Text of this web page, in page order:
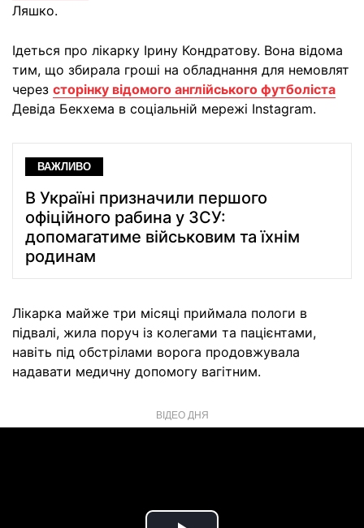
Ляшко.
Ідеться про лікарку Ірину Кондратову. Вона відома
тим, що збирала гроші на обладнання для немовлят
через сторінку відомого англійського футболіста
Девіда Бекхема в соціальній мережі Instagram.
ВАЖЛИВО
В Україні призначили першого
офіційного рабина у ЗСУ:
допомагатиме військовим та їхнім
родинам
Лікарка майже три місяці приймала пологи в
підвалі, жила поруч із колегами та пацієнтами,
навіть під обстрілами ворога продовжувала
надавати медичну допомогу вагітним.
ВІДЕО ДНЯ